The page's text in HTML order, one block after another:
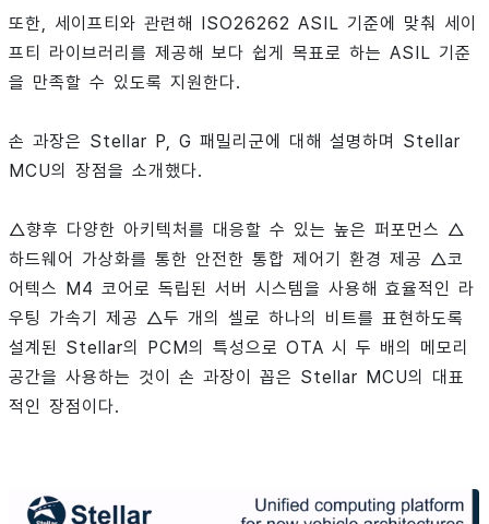
또한, 세이프티와 관련해 ISO26262 ASIL 기준에 맞춰 세이
프티 라이브러리를 제공해 보다 쉽게 목표로 하는 ASIL 기준
을 만족할 수 있도록 지원한다.
손 과장은 Stellar P, G 패밀리군에 대해 설명하며 Stellar
MCU의 장점을 소개했다.
△향후 다양한 아키텍처를 대응할 수 있는 높은 퍼포먼스 △
하드웨어 가상화를 통한 안전한 통합 제어기 환경 제공 △코
어텍스 M4 코어로 독립된 서버 시스템을 사용해 효율적인 라
우팅 가속기 제공 △두 개의 셀로 하나의 비트를 표현하도록
설계된 Stellar의 PCM의 특성으로 OTA 시 두 배의 메모리
공간을 사용하는 것이 손 과장이 꼽은 Stellar MCU의 대표
적인 장점이다.